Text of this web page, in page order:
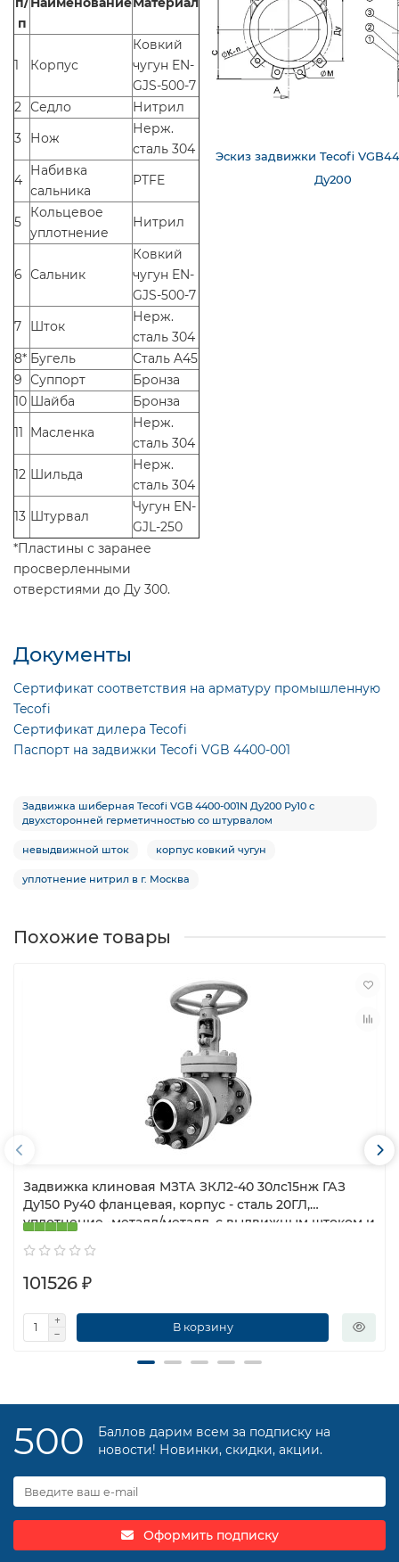
Эскиз задвижки Tecofi
Ду200
п
1 Корпус
Ковкий
чугун EN-
GJS-500-7
2 Седло
Нитрил
3
Нож
Нерж.
сталь 304
4
Набивка
сальника
PTFE
5
Кольцевое
уплотнение
Нитрил
6 Сальник
Ковкий
чугун EN-
GJS-500-7
7
Шток
Нерж.
сталь 304
8* Бугель
Сталь A45
9 Суппорт
Бронза
10 Шайба
Бронза
11 Масленка
Нерж.
сталь 304
12 Шильда
Нерж.
сталь 304
13 Штурвал
Чугун EN-
GJL-250
*Пластины с заранее
просверленными
отверстиями до Ду 300.
Документы
Сертификат соответствия на арматуру промышленную
Tecofi
Сертификат дилера Tecofi
Паспорт на задвижки Tecofi VGB 4400-001
Задвижка шиберная Tecofi VGB 4400-001N Ду200 Ру10 с
двухсторонней герметичностью со штурвалом
невыдвижной шток корпус ковкий чугун
уплотнение нитрил в г. Москва
Похожие товары
Задвижка клиновая МЗТА ЗКЛ2-40 30лс15нж ГАЗ
Ду150 Ру40 фланцевая, корпус - сталь 20ГЛ,
уплотнение -металл/металл, с выдвижным штоком и
101526 ₽
В корзину
500
Баллов дарим всем за подписку на
новости! Новинки, скидки, акции.
Оформить подписку